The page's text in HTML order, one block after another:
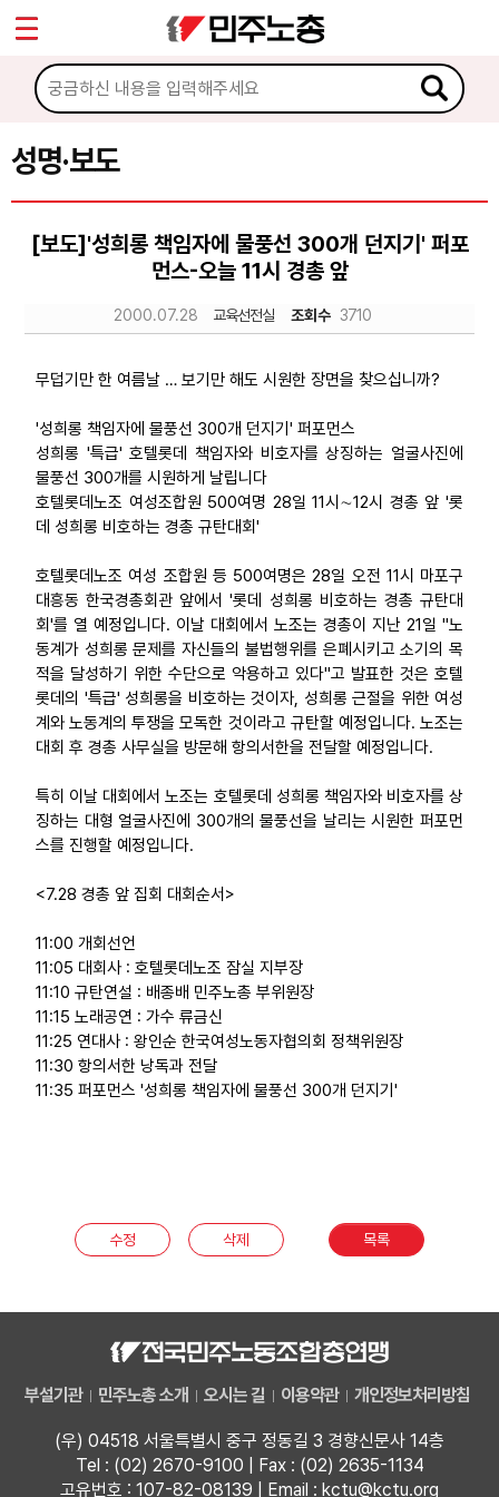
성명·보도
[보도]'성희롱 책임자에 물풍선 300개 던지기' 퍼포
먼스-오늘 11시 경총 앞
2000.07.28 교육선전실 조회수 3710
무덥기만 한 여름날 … 보기만 해도 시원한 장면을 찾으십니까?
'성희롱 책임자에 물풍선 300개 던지기' 퍼포먼스
성희롱 '특급' 호텔롯데 책임자와 비호자를 상징하는 얼굴사진에
물풍선 300개를 시원하게 날립니다
호텔롯데노조 여성조합원 500여명 28일 11시∼12시 경총 앞 '롯
데 성희롱 비호하는 경총 규탄대회'
호텔롯데노조 여성 조합원 등 500여명은 28일 오전 11시 마포구
대흥동 한국경총회관 앞에서 '롯데 성희롱 비호하는 경총 규탄대
회'를 열 예정입니다. 이날 대회에서 노조는 경총이 지난 21일 "노
동계가 성희롱 문제를 자신들의 불법행위를 은폐시키고 소기의 목
적을 달성하기 위한 수단으로 악용하고 있다"고 발표한 것은 호텔
롯데의 '특급' 성희롱을 비호하는 것이자, 성희롱 근절을 위한 여성
계와 노동계의 투쟁을 모독한 것이라고 규탄할 예정입니다. 노조는
대회 후 경총 사무실을 방문해 항의서한을 전달할 예정입니다.
특히 이날 대회에서 노조는 호텔롯데 성희롱 책임자와 비호자를 상
징하는 대형 얼굴사진에 300개의 물풍선을 날리는 시원한 퍼포먼
스를 진행할 예정입니다.
<7.28 경총 앞 집회 대회순서>
11:00 개회선언
11:05 대회사 : 호텔롯데노조 잠실 지부장
11:10 규탄연설 : 배종배 민주노총 부위원장
11:15 노래공연 : 가수 류금신
11:25 연대사 : 왕인순 한국여성노동자협의회 정책위원장
11:30 항의서한 낭독과 전달
11:35 퍼포먼스 '성희롱 책임자에 물풍선 300개 던지기'
수정 삭제 목록
부설기관 민주노총 소개 오시는 길 이용약관 개인정보처리방침
(우) 04518 서울특별시 중구 정동길 3 경향신문사 14층
Tel : (02) 2670-9100 | Fax : (02) 2635-1134
고유번호 : 107-82-08139 | Email : kctu@kctu.org
마이페이지
소개
소식
공지사항
성명·보도
자료
부설기관
Sketchbook5, 스케치북5
Sketchbook5, 스케치북5